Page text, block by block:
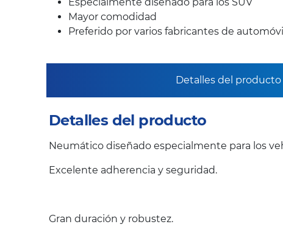
Mayor comodidad
Preferido por varios fabricantes de
Detalles del producto
Detalles del producto
Neumático diseñado especialmente para los
Excelente adherencia y seguridad.
Gran duración y robustez.